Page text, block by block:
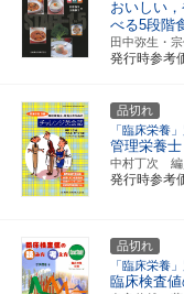
おいしい
べる5段階
田中弥生・
発行時参考
品切れ
「臨床栄養
管理栄養
中村丁次 編
発行時参考
品切れ
「臨床栄養
臨床検査